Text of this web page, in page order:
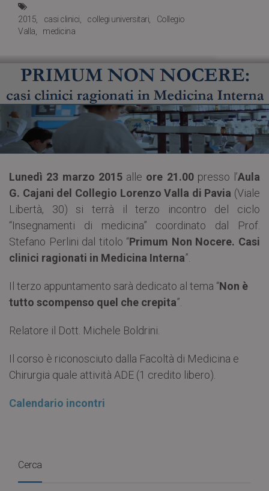
2015 casi clinici collegi universitari
Collegio
Valla
medicina
Lunedì 23 marzo 2015 alle ore 21.00presso l’Aula
G. Cajani del Collegio Lorenzo Valla di Pavia (Viale
Libertà, 30) si terrà il terzo incontro del ciclo
“Insegnamenti di medicina” coordinato dal Prof.
Stefano Perlini dal titolo “Primum Non Nocere. Casi
clinici ragionati in Medicina Interna”.
Il terzo appuntamento sarà dedicato al tema “Non è
tutto scompenso quel che crepita”.
Relatore il Dott. Michele Boldrini.
Il corso è riconosciuto dalla Facoltà di Medicina e
Chirurgia quale attività ADE (1 credito libero).
Calendario incontri
Cerca